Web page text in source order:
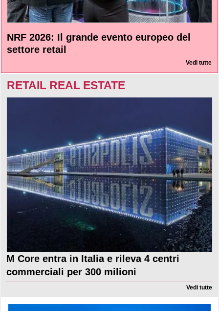
NRF 2026: Il grande evento europeo del
settore retail
Vedi tutte
RETAIL REAL ESTATE
M Core entra in Italia e rileva 4 centri
commerciali per 300 milioni
Vedi tutte